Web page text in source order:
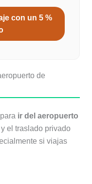
con un 5 %
de
ir del aeropuerto
el traslado privado
si viajas